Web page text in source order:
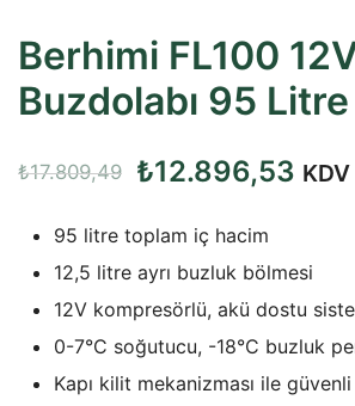
Berhimi FL100
Buzdolabı 95
₺17.809,49
Orijinal
₺17.809,49.
₺12.896,53 Şu
fiyat:
95 litre toplam iç hacim
12,5 litre ayrı buzluk bölmesi
12V kompresörlü, akü dostu
0-7°C soğutucu, -18°C buzluk
Kapı kilit mekanizması ile güvenli